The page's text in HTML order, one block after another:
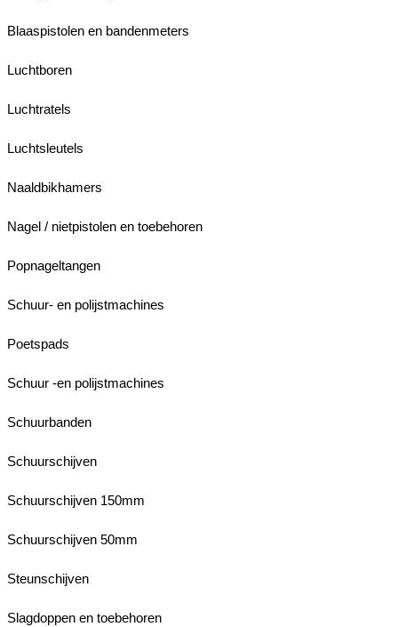
Blaaspistolen en bandenmeters
Luchtboren
Luchtratels
Luchtsleutels
Naaldbikhamers
Nagel / nietpistolen en toebehoren
Popnageltangen
Schuur- en polijstmachines
Poetspads
Schuur -en polijstmachines
Schuurbanden
Schuurschijven
Schuurschijven 150mm
Schuurschijven 50mm
Steunschijven
Slagdoppen en toebehoren